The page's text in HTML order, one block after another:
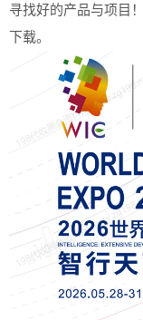
寻找好的产品与项目
下载。